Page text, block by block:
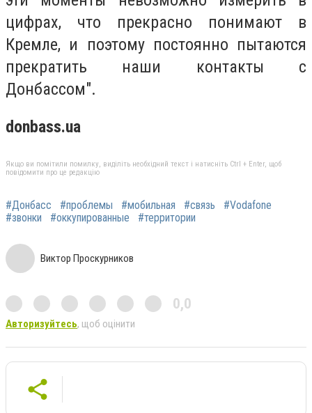
цифрах, что прекрасно понимают в
Кремле, и поэтому постоянно пытаются
прекратить наши контакты с
Донбассом".
donbass.ua
Якщо ви помітили помилку, виділіть необхідний текст і натисніть Ctrl + Enter, щоб
повідомити про це редакцію
#Донбасс #проблемы #мобильная #связь
#Vodafone
#звонки
#оккупированные #территории
Виктор Проскурников
0,0
Авторизуйтесь, щоб оцінити